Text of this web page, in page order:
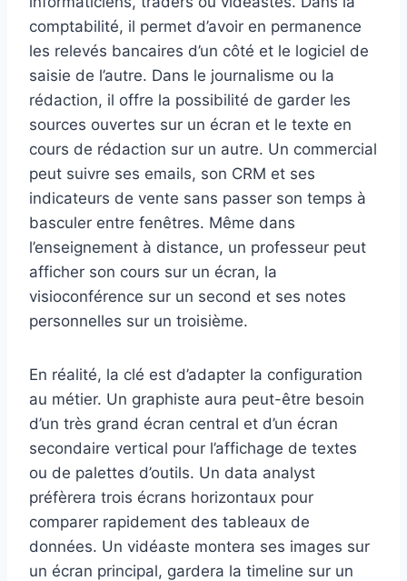
comptabilité, il permet d’avoir en permanence
les relevés bancaires d’un côté et le logiciel de
saisie de l’autre. Dans le journalisme ou la
rédaction, il offre la possibilité de garder les
sources ouvertes sur un écran et le texte en
cours de rédaction sur un autre. Un commercial
peut suivre ses emails, son CRM et ses
indicateurs de vente sans passer son temps à
basculer entre fenêtres. Même dans
l’enseignement à distance, un professeur peut
afficher son cours sur un écran, la
visioconférence sur un second et ses notes
personnelles sur un troisième.
En réalité, la clé est d’adapter la configuration
au métier. Un graphiste aura peut-être besoin
d’un très grand écran central et d’un écran
secondaire vertical pour l’affichage de textes
ou de palettes d’outils. Un data analyst
préfèrera trois écrans horizontaux pour
comparer rapidement des tableaux de
données. Un vidéaste montera ses images sur
un écran principal, gardera la timeline sur un